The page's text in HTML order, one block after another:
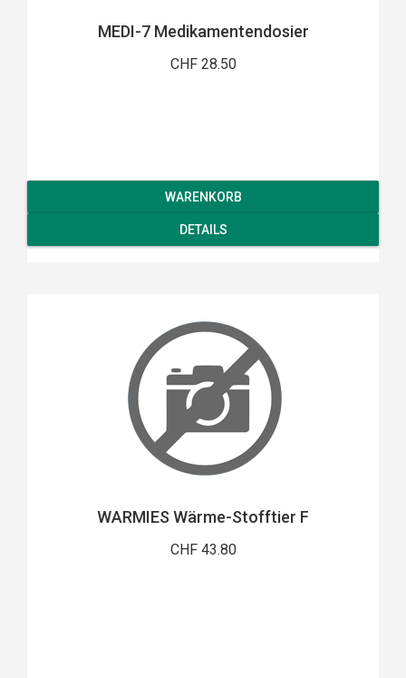
MEDI-7 Medikamentendosier
CHF 28.50
WARENKORB
DETAILS
WARMIES Wärme-Stofftier F
CHF 43.80